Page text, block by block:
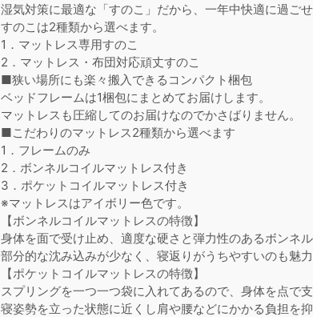
湿気対策に最適な「すのこ」だから、一年中快適に過ごせ
すのこは2種類から選べます。
1．マットレス専用すのこ
2．マットレス・布団対応頑丈すのこ
■狭い場所にも楽々搬入できるコンパクト梱包
ベッドフレームは1梱包にまとめてお届けします。
マットレスも圧縮してのお届けなのでかさばりません。
■こだわりのマットレス2種類から選べます
1．フレームのみ
2．ボンネルコイルマットレス付き
3．ポケットコイルマットレス付き
※マットレスはアイボリー色です。
【ボンネルコイルマットレスの特徴】
身体を面で受け止め、適度な硬さと弾力性のあるボンネル
部分的な沈み込みが少なく、寝返りがうちやすいのも魅力
【ポケットコイルマットレスの特徴】
スプリングを一つ一つ袋に入れてあるので、身体を点で
寝姿勢を立った状態に近くし肩や腰などにかかる負担を